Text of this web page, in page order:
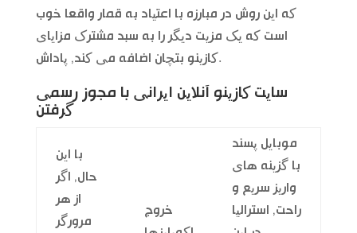
که این روش در مبارزه با اعتیاد به قمار واقعا خوب
است که یک مزیت دیگر را به سبد مشترک مزایای
کازینو بتچان اضافه می کند, پاداش.
سایت کازینو آنلاین ایرانی با مجوز رسمی
گرفتن
با این
حال, اگر
از هر
مرورگر
خروج
موبایل پسند
با گزینه های
واریز سریع و
راحت, استرالیا